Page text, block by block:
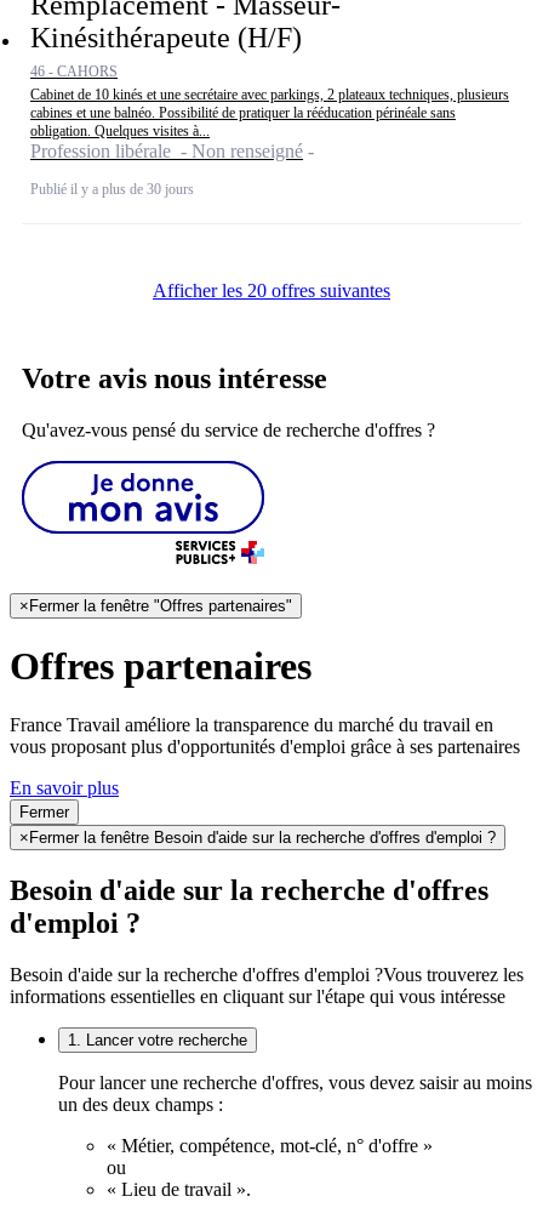
Kinésithérapeute (H/F)
46 - CAHORS
Cabinet de 10 kinés et une secrétaire avec parkings, 2 plateaux techniques, plusieurs
cabines et une balnéo. Possibilité de pratiquer la rééducation périnéale sans
obligation. Quelques visites à...
Profession libérale - Non renseigné
Publié il y a plus de 30 jours
Afficher les 20 offres suivantes
Votre avis nous intéresse
Qu'avez-vous pensé du service de recherche d'offres ?
×Fermer la fenêtre "Offres partenaires"
Offres partenaires
France Travail améliore la transparence du marché du travail en
vous proposant plus d'opportunités d'emploi grâce à ses partenaires
En savoir plus
Fermer
× Fermer la fenêtre Besoin d'aide sur la recherche d'offres d'emploi ?
Besoin d'aide sur la recherche d'offres
d'emploi ?
Besoin d'aide sur la recherche d'offres d'emploi ?Vous trouverez les
informations essentielles en cliquant sur l'étape qui vous intéresse
1. Lancer votre recherche
Pour lancer une recherche d'offres, vous devez saisir au moins
un des deux champs :
« Métier, compétence, mot-clé, n° d'offre »
ou
« Lieu de travail ».